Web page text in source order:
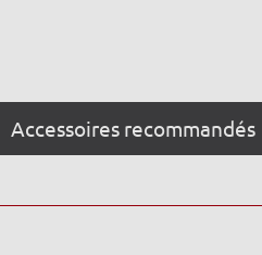
Accessoires recommandés